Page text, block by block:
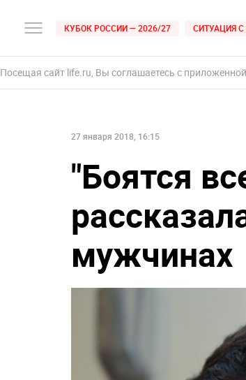
КУБОК РОССИИ — 2026/27 СИТУАЦИЯ
Посещая сайт life.ru, Вы соглашаетесь с приложенной
27 января 2018, 16:15
"Боятся
мужчинах